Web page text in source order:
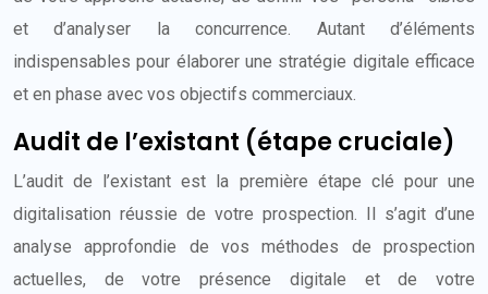
et d’analyser la concurrence. Autant d’éléments
indispensables pour élaborer une stratégie digitale efficace
et en phase avec vos objectifs commerciaux.
Audit de l’existant (étape cruciale)
L’audit de l’existant est la première étape clé pour une
digitalisation réussie de votre prospection. Il s’agit d’une
analyse approfondie de vos méthodes de prospection
actuelles, de votre présence digitale et de votre